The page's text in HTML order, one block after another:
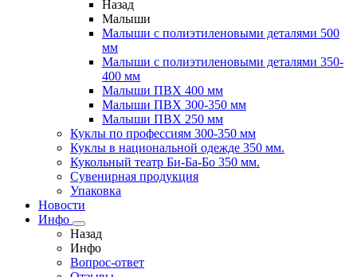
Назад
Малыши
Малыши с полиэтиленовыми деталями 500
мм
Малыши с полиэтиленовыми деталями 350-
400 мм
Малыши ПВХ 400 мм
Малыши ПВХ 300-350 мм
Малыши ПВХ 250 мм
Куклы по профессиям 300-350 мм
Куклы в национальной одежде 350 мм.
Кукольный театр Би-Ба-Бо 350 мм.
Сувенирная продукция
Упаковка
Новости
Инфо
Назад
Инфо
Вопрос-ответ